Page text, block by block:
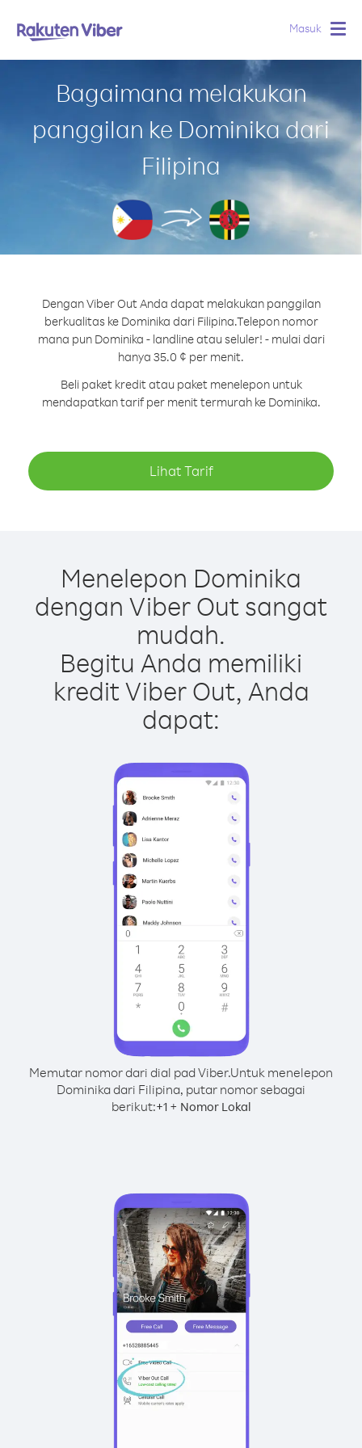
Masuk
Bagaimana melakukan
panggilan ke Dominika dari
Filipina
Dengan Viber Out Anda dapat melakukan panggilan
berkualitas ke Dominika dari Filipina.Telepon nomor
mana pun Dominika - landline atau seluler! - mulai dari
hanya 35.0 ¢ per menit.
Beli paket kredit atau paket menelepon untuk
mendapatkan tarif per menit termurah ke Dominika.
Lihat Tarif
Menelepon Dominika
dengan Viber Out sangat
mudah.
Begitu Anda memiliki
kredit Viber Out, Anda
dapat:
Memutar nomor dari dial pad Viber.Untuk menelepon
Dominika dari Filipina, putar nomor sebagai
berikut:+1+ Nomor Lokal